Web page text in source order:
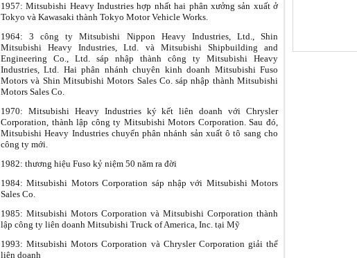
1957: Mitsubishi Heavy Industries hợp nhất hai phân xưởng sản xuất ở
Tokyo và Kawasaki thành Tokyo Motor Vehicle Works.
1964: 3 công ty Mitsubishi Nippon Heavy Industries, Ltd., Shin
Mitsubishi Heavy Industries, Ltd. và Mitsubishi Shipbuilding and
Engineering Co., Ltd. sáp nhập thành công ty Mitsubishi Heavy
Industries, Ltd. Hai phân nhánh chuyên kinh doanh Mitsubishi Fuso
Motors và Shin Mitsubishi Motors Sales Co. sáp nhập thành Mitsubishi
Motors Sales Co.
1970: Mitsubishi Heavy Industries ký kết liên doanh với Chrysler
Corporation, thành lập công ty Mitsubishi Motors Corporation. Sau đó,
Mitsubishi Heavy Industries chuyển phân nhánh sản xuất ô tô sang cho
công ty mới.
1982: thương hiệu Fuso kỷ niệm 50 năm ra đời
1984: Mitsubishi Motors Corporation sáp nhập với Mitsubishi Motors
Sales Co.
1985: Mitsubishi Motors Corporation và Mitsubishi Corporation thành
lập công ty liên doanh Mitsubishi Truck of America, Inc. tại Mỹ
1993: Mitsubishi Motors Corporation và Chrysler Corporation giải thể
liên doanh